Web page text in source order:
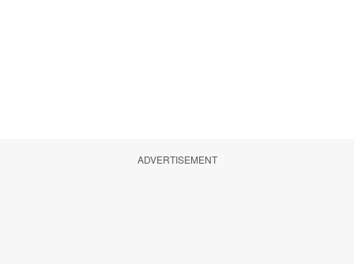
ADVERTISEMENT